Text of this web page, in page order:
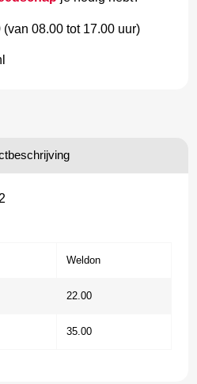
08.00 tot 17.00 uur)
Weldon
22.00
35.00